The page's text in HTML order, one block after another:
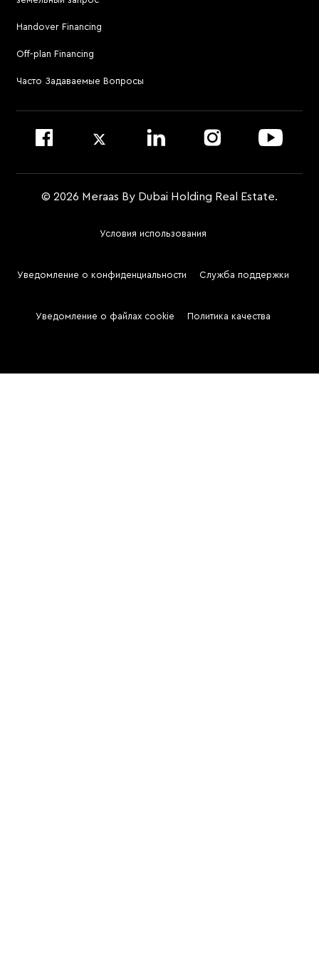
Для связи с управляющей компанией
Позвонить по номеру 800 MERAAS (800-637227)
Посетить офис управляющей компании
Handover Financing
Off-plan Financing
Часто Задаваемые Вопросы
© 2026 Meraas By Dubai Holding Real Estate.
Two
Условия использования
Уведомление о конфиденциальности Служба поддержки
Уведомление о файлах cookie Политика качества